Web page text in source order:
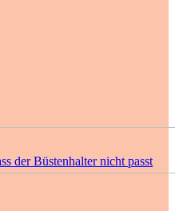
der Büstenhalter nicht passt